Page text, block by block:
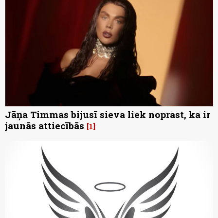
Jāņa Timmas bijusī sieva liek noprast, ka ir
jaunās attiecībās 1